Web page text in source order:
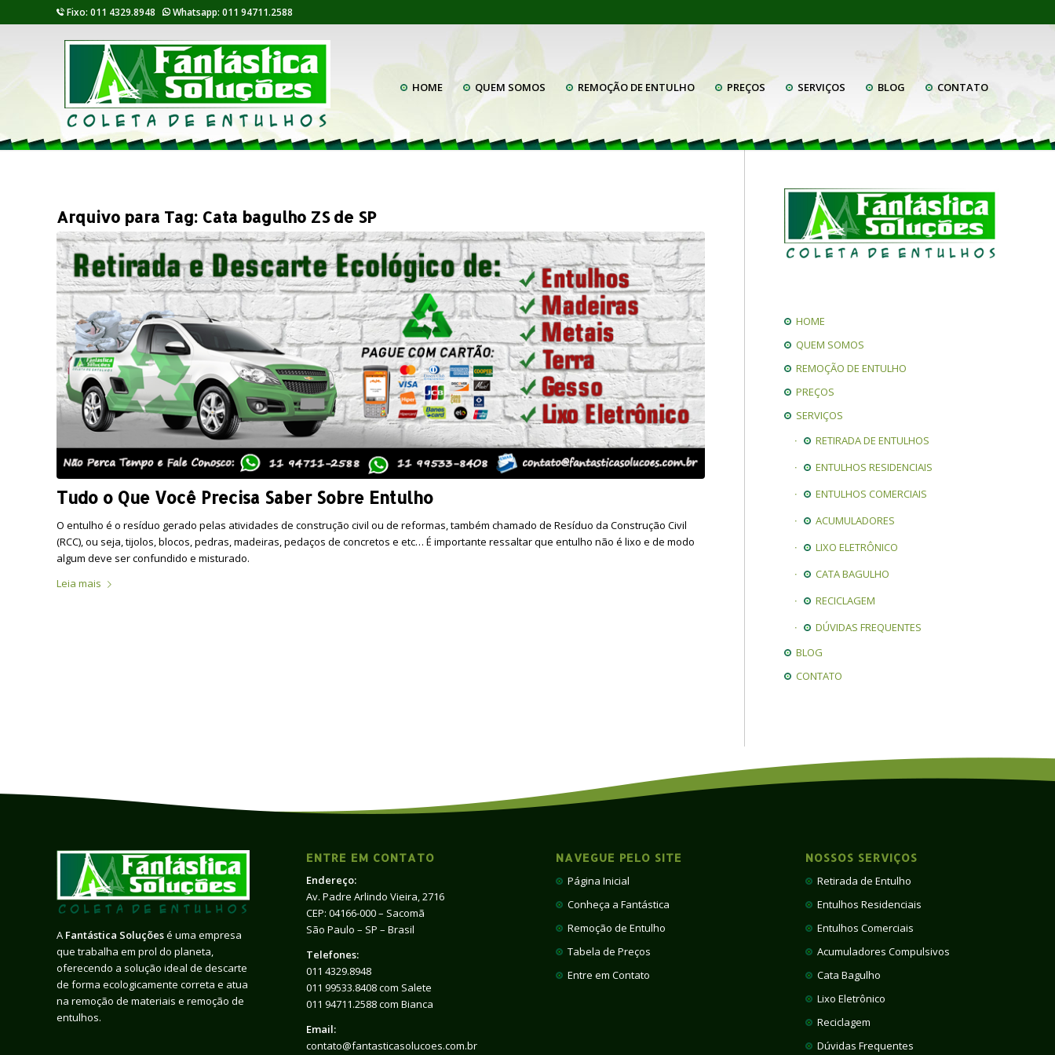
Fixo: 011 4329.8948 Whatsapp: 011 94711.2588
HOME QUEM SOMOS REMOÇÃO DE ENTULHO PREÇOS SERVIÇOS BLOG CONTATO
Arquivo para Tag: Cata bagulho ZS de SP
Tudo o Que Você Precisa Saber Sobre Entulho
O entulho é o resíduo gerado pelas atividades de construção civil ou de reformas, também chamado de Resíduo da Construção Civil
(RCC), ou seja, tijolos, blocos, pedras, madeiras, pedaços de concretos e etc… É importante ressaltar que entulho não é lixo e de modo
algum deve ser confundido e misturado.
Leia mais
HOME
QUEM SOMOS
REMOÇÃO DE ENTULHO
PREÇOS
SERVIÇOS
RETIRADA DE ENTULHOS
ENTULHOS RESIDENCIAIS
ENTULHOS COMERCIAIS
ACUMULADORES
LIXO ELETRÔNICO
CATA BAGULHO
RECICLAGEM
DÚVIDAS FREQUENTES
BLOG
CONTATO
A Fantástica Soluçõesé uma empresa
que trabalha em prol do planeta,
oferecendo a solução ideal de descarte
de forma ecologicamente correta e atua
na remoção de materiais e remoção de
entulhos.
ENTRE EM CONTATO
Endereço:
Av. Padre Arlindo Vieira, 2716
CEP: 04166-000 – Sacomã
São Paulo – SP – Brasil
Telefones:
011 4329.8948
011 99533.8408 com Salete
011 94711.2588 com Bianca
Email:
contato@fantasticasolucoes.com.br
NAVEGUE PELO SITE
Página Inicial
Conheça a Fantástica
Remoção de Entulho
Tabela de Preços
Entre em Contato
NOSSOS SERVIÇOS
Retirada de Entulho
Entulhos Residenciais
Entulhos Comerciais
Acumuladores Compulsivos
Cata Bagulho
Lixo Eletrônico
Reciclagem
Dúvidas Frequentes